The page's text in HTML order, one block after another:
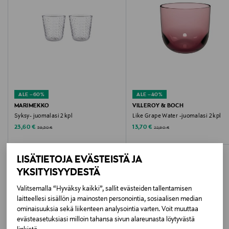
LISÄTIETOJA EVÄSTEISTÄ JA
YKSITYISYYDESTÄ
Valitsemalla “Hyväksy kaikki”, sallit evästeiden tallentamisen
laitteellesi sisällön ja mainosten personointia, sosiaalisen median
ominaisuuksia sekä liikenteen analysointia varten. Voit muuttaa
evästeasetuksiasi milloin tahansa sivun alareunasta löytyvästä
Saksa
Valmistajan tuotenumero
122417
Valmistaja
Zwiesel Kristallglas AG
Valmistajan osoite
Zwiesel Kristallglas AG, Dr. Schottstr. 35, D-94227
ALE –60%
MARIMEKKO
Syksy- juomalasi 2 kpl
Discounted Price
23,60 € Original Price
59,50 €
ALE –40%
VILLEROY & BOCH
Like Grape Water -juomalasi 2 kpl
Discounted Price
13,70 € Original Price
22,90 €
LISÄÄ KIINNOSTAVIA